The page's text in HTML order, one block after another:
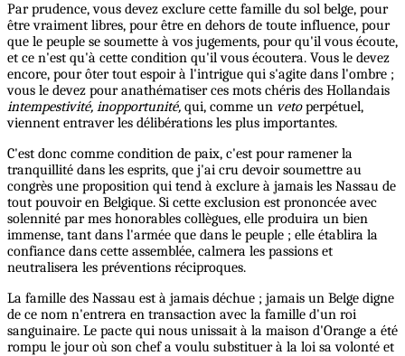
Par prudence, vous devez exclure cette famille du sol belge, pour
être vraiment libres, pour être en dehors de toute influence, pour
que le peuple se soumette à vos jugements, pour qu'il vous écoute,
et ce n'est qu'à cette condition qu'il vous écoutera. Vous le devez
encore, pour ôter tout espoir à l'intrigue qui s'agite dans l'ombre ;
vous le devez pour anathématiser ces mots chéris des Hollandais
intempestivité, inopportunité, qui, comme un vetoperpétuel,
viennent entraver les délibérations les plus importantes.
C'est donc comme condition de paix, c'est pour ramener la
tranquillité dans les esprits, que j'ai cru devoir soumettre au
congrès une proposition qui tend à exclure à jamais les Nassau de
tout pouvoir en Belgique. Si cette exclusion est prononcée avec
solennité par mes honorables collègues, elle produira un bien
immense, tant dans l'armée que dans le peuple ; elle établira la
confiance dans cette assemblée, calmera les passions et
neutralisera les préventions réciproques.
La famille des Nassau est à jamais déchue ; jamais un Belge digne
de ce nom n'entrera en transaction avec la famille d'un roi
sanguinaire. Le pacte qui nous unissait à la maison d'Orange a été
rompu le jour où son chef a voulu substituer à la loi sa volonté et